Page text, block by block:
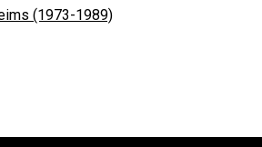
(1973-1989)